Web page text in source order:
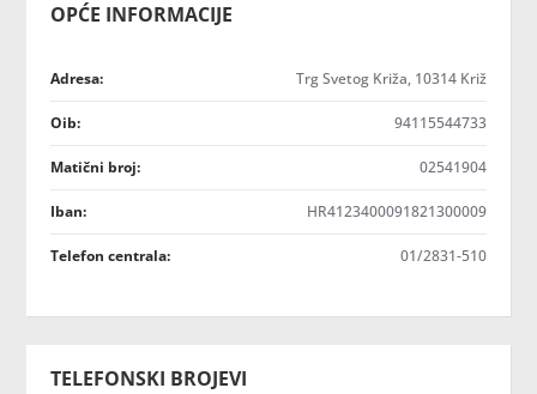
OPĆE INFORMACIJE
Adresa: Trg Svetog Križa, 10314 Križ
Oib: 94115544733
Matični broj: 02541904
Iban: HR4123400091821300009
Telefon centrala: 01/2831-510
TELEFONSKI BROJEVI